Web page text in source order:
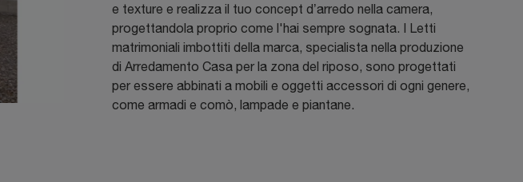
e texture e realizza il tuo concept d’arredo nella camera,
progettandola proprio come l'hai sempre sognata. I Letti
matrimoniali imbottiti della marca, specialista nella produzione
di Arredamento Casa per la zona del riposo, sono progettati
per essere abbinati a mobili e oggetti accessori di ogni genere,
come armadi e comò, lampade e piantane.